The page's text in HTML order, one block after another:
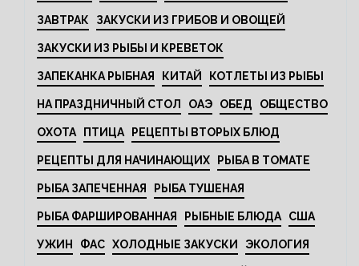
ЗАВТРАК ЗАКУСКИ ИЗ ГРИБОВ И ОВОЩЕЙ
ЗАКУСКИ ИЗ РЫБЫ И КРЕВЕТОК
ЗАПЕКАНКА РЫБНАЯ КИТАЙ КОТЛЕТЫ ИЗ РЫБЫ
НА ПРАЗДНИЧНЫЙ СТОЛ ОАЭ ОБЕД ОБЩЕСТВО
ОХОТА ПТИЦА РЕЦЕПТЫ ВТОРЫХ БЛЮД
РЕЦЕПТЫ ДЛЯ НАЧИНАЮЩИХ РЫБА В ТОМАТЕ
РЫБА ЗАПЕЧЕННАЯ РЫБА ТУШЕНАЯ
РЫБА ФАРШИРОВАННАЯ РЫБНЫЕ БЛЮДА США
УЖИН ФАС ХОЛОДНЫЕ ЗАКУСКИ ЭКОЛОГИЯ